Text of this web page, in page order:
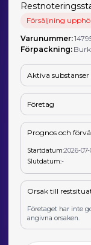
Försäljning
Varunummer:
Förpackning:
Aktiva substanser
Företag
Prognos och
Startdatum:2026-07-
Slutdatum:-
Orsak till
Företaget har inte
angivna orsaken.